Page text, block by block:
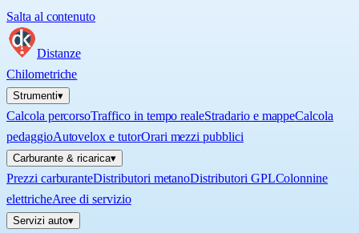
Salta al contenuto
Distanze
Chilometriche
Strumenti▾
Calcola percorsoTraffico in tempo realeStradario e mappeCalcola
pedaggioAutovelox e tutorOrari mezzi pubblici
Carburante & ricarica▾
Prezzi carburanteDistributori metanoDistributori GPLColonnine
elettricheAree di servizio
Servizi auto▾